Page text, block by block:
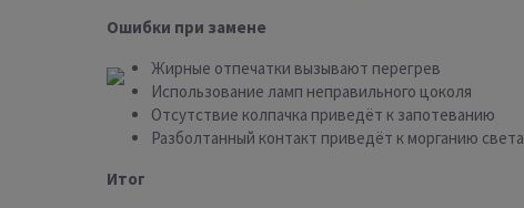
Ошибки при замене
Жирные отпечатки вызывают перегрев
Использование ламп неправильного цоколя
Отсутствие колпачка приведёт к запотеванию
Разболтанный контакт приведёт к морганию света
Итог